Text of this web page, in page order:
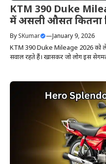
KTM 390 Duke
में असली औसत कितना
By SKumar —January 9, 2026
KTM 390 Duke Mileage 2026 को
सवाल रहते हैं। खासकर जो लोग इस